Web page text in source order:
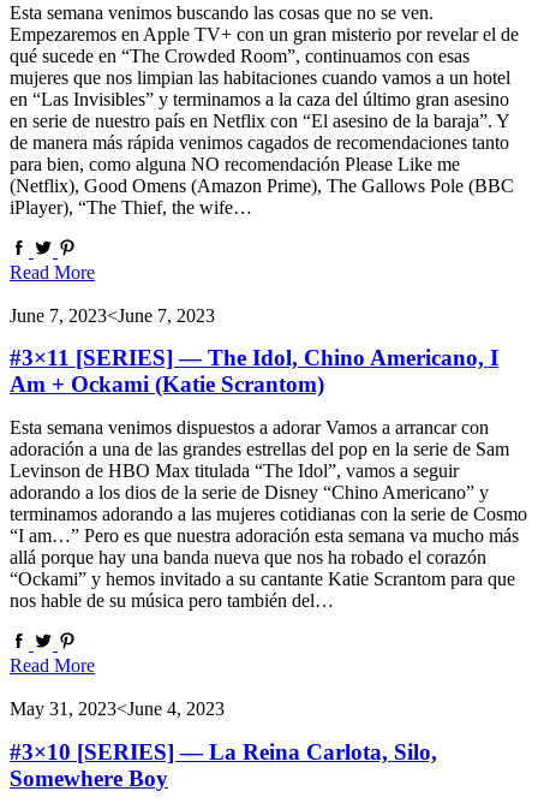
Esta semana venimos buscando las cosas que no se ven.
Empezaremos en Apple TV+ con un gran misterio por revelar el de
qué sucede en “The Crowded Room”, continuamos con esas
mujeres que nos limpian las habitaciones cuando vamos a un hotel
en “Las Invisibles” y terminamos a la caza del último gran asesino
en serie de nuestro país en Netflix con “El asesino de la baraja”. Y
de manera más rápida venimos cagados de recomendaciones tanto
para bien, como alguna NO recomendación Please Like me
(Netflix), Good Omens (Amazon Prime), The Gallows Pole (BBC
iPlayer), “The Thief, the wife…
Read More
June 7, 2023<June 7, 2023
#3×11 [SERIES] — The Idol, Chino Americano, I
Am + Ockami (Katie Scrantom)
Esta semana venimos dispuestos a adorar Vamos a arrancar con
adoración a una de las grandes estrellas del pop en la serie de Sam
Levinson de HBO Max titulada “The Idol”, vamos a seguir
adorando a los dios de la serie de Disney “Chino Americano” y
terminamos adorando a las mujeres cotidianas con la serie de Cosmo
“I am…” Pero es que nuestra adoración esta semana va mucho más
allá porque hay una banda nueva que nos ha robado el corazón
“Ockami” y hemos invitado a su cantante Katie Scrantom para que
nos hable de su música pero también del…
Read More
May 31, 2023<June 4, 2023
#3×10 [SERIES] — La Reina Carlota, Silo,
Somewhere Boy